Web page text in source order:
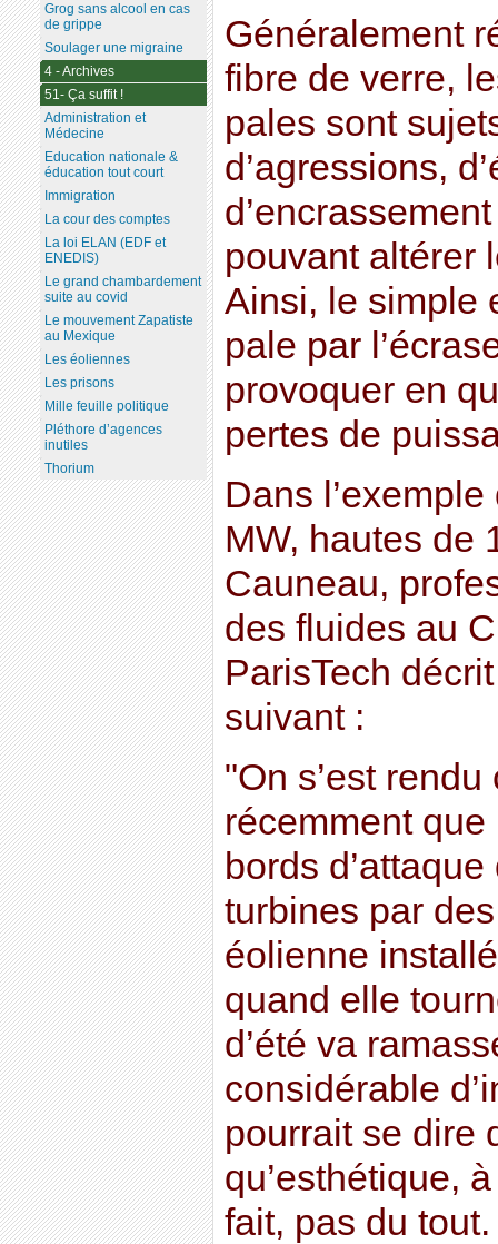
Généralement
fibre de verre,
pales sont
d’agressions,
pouvant altérer
Ainsi, le simple
pale par
provoquer en
pertes de
Dans
MW, hautes de
Cauneau,
des fluides au
ParisTech
suivant :
"On s’est
récemment que
bords
turbines par
éolienne
quand elle
d’été va
considérable
pourrait se dire
qu’esthétique,
fait, pas du
Grog sans alcool en cas
de grippe
Soulager une migraine
4 - Archives
51- Ça suffit !
Administration et
Médecine
Education nationale &
éducation tout court
Immigration
La cour des comptes
La loi ELAN (EDF et
ENEDIS)
Le grand chambardement
suite au covid
Le mouvement Zapatiste
au Mexique
Les éoliennes
Les prisons
Mille feuille politique
Pléthore d’agences
inutiles
Thorium